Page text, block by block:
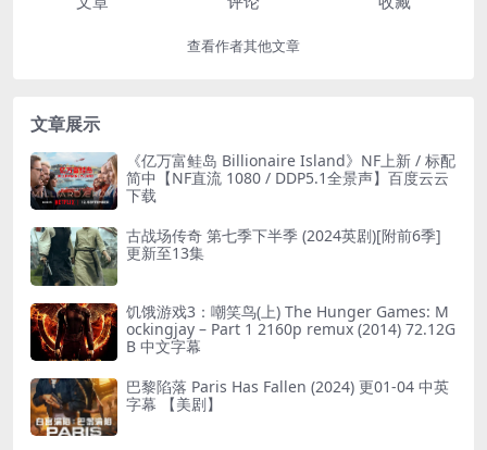
查看作者其他文章
文章展示
《亿万富鲑岛 Billionaire Island》NF上新 / 标配
简中【NF直流 1080 / DDP5.1全景声】百度云云
下载
古战场传奇 第七季下半季 (2024英剧)[附前6季]
更新至13集
饥饿游戏3：嘲笑鸟(上) The Hunger Games: M
ockingjay – Part 1 2160p remux (2014) 72.12G
B 中文字幕
巴黎陷落 Paris Has Fallen (2024) 更01-04 中英
字幕 【美剧】